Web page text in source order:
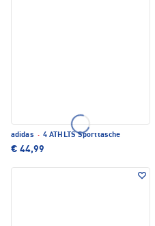
adidas · 4 ATHLTS Sporttasche
€ 44,99